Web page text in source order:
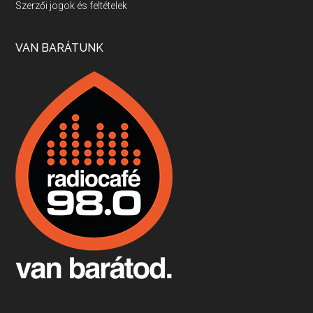
Apr 17, 2026 • 00:35:38
Boston, teadélután, bab és homár
Apr 9, 2026 • 00:37:17
Fermentáljunk, a testünk meghálálja!
Apr 3, 2026 • 00:36:07
Szerzői jogok és feltételek
VAN BARÁTUNK